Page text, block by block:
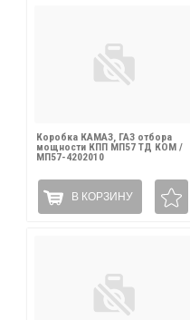
Коробка КАМАЗ, ГАЗ отбора
мощности КПП МП57 ТД КОМ /
МП57-4202010
В КОРЗИНУ